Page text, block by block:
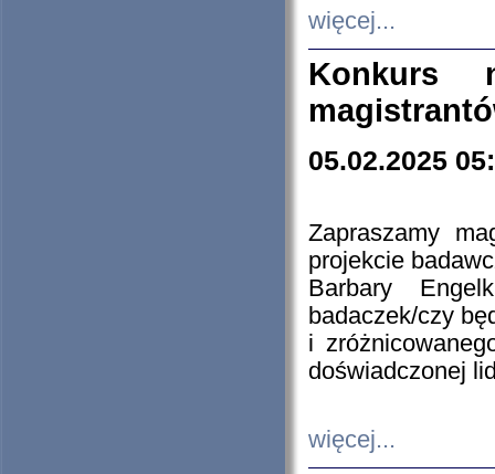
więcej...
Konkurs
05.02.2025
Zapraszamy
projekcie
Barbary
badaczek/czy
i
doświadczonej
więcej...